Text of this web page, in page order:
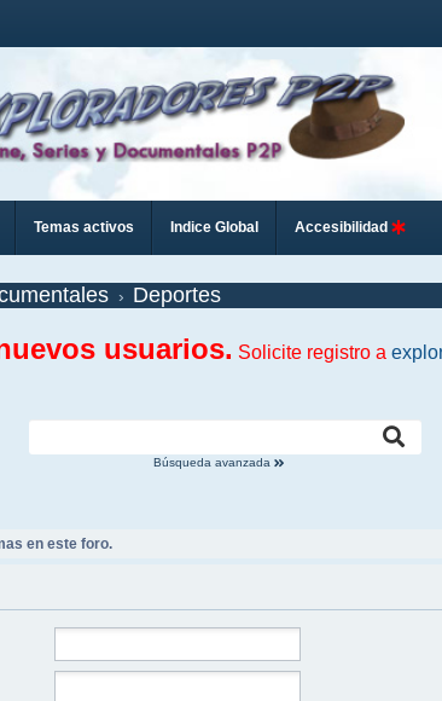
Temas activos Indice Global Accesibilidad
Deportes
usuarios. Solicite registro a
Búsqueda avanzada
en este foro.